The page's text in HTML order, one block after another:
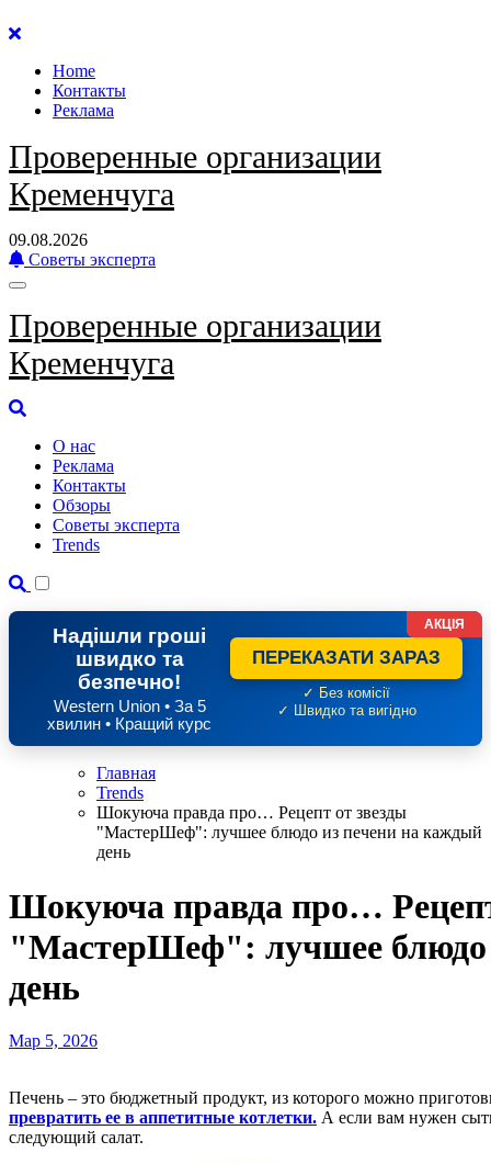
Перейти
содержанию
Home
Контакты
Реклама
Проверенные организации
Кременчуга
09.08.2026
Советы эксперта
Проверенные организации
Кременчуга
О нас
Реклама
Контакты
Обзоры
Советы эксперта
Trends
Надішли гроші
швидко та
безпечно!
Western Union • За 5
хвилин • Кращий курс
ПЕРЕКАЗАТИ ЗАРАЗ
✓ Без комісії
✓ Швидко та вигідно
АКЦІЯ
Главная
Trends
Шокуюча правда про… Рецепт от звезды
"МастерШеф": лучшее блюдо из печени на каждый
день
Шокуюча правда про…
"МастерШеф": лучшее блюдо
день
Мар 5, 2026
Печень – это бюджетный продукт, из которого можно
превратить ее в аппетитные котлетки. А если вам нужен
следующий салат.